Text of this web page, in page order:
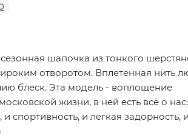
шапочка из тонкого
отворотом. Вплетенная нить
блеск. Эта модель - воплощение
жизни, в ней есть всё о
спортивность, и легкая задорность,